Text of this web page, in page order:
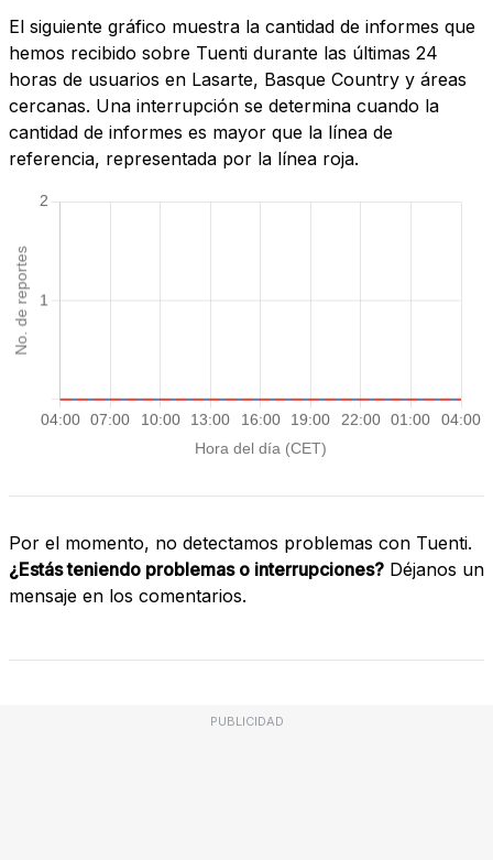
El siguiente gráfico muestra la cantidad de informes que
hemos recibido sobre Tuenti durante las últimas 24
horas de usuarios en Lasarte, Basque Country y áreas
cercanas. Una interrupción se determina cuando la
cantidad de informes es mayor que la línea de
referencia, representada por la línea roja.
Por el momento, no detectamos problemas con Tuenti.
¿Estás teniendo problemas o interrupciones? Déjanos un
mensaje en los comentarios.
PUBLICIDAD